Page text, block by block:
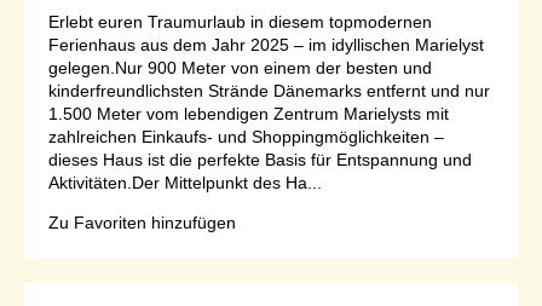
Erlebt euren Traumurlaub in diesem topmodernen
Ferienhaus aus dem Jahr 2025 – im idyllischen Marielyst
gelegen.Nur 900 Meter von einem der besten und
kinderfreundlichsten Strände Dänemarks entfernt und nur
1.500 Meter vom lebendigen Zentrum Marielysts mit
zahlreichen Einkaufs- und Shoppingmöglichkeiten –
dieses Haus ist die perfekte Basis für Entspannung und
Aktivitäten.Der Mittelpunkt des Ha...
Zu Favoriten hinzufügen